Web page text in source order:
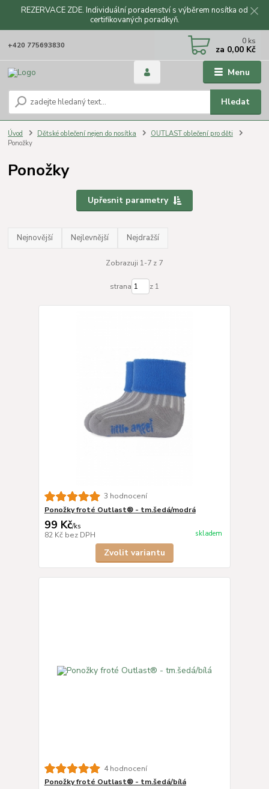
REZERVACE ZDE. Individuální poradenství s výběrem nosítka od
certifikovaných poradkyň.
Menu
Hledat
+420 775693830 0 ks
za 0,00 Kč
Úvod Dětské oblečení nejen do nosítka
OUTLAST oblečení pro děti
Ponožky
Ponožky
Upřesnit parametry
Nejnovější Nejlevnější Nejdražší
Zobrazuji 1-7 z 7
strana z 1
3 hodnocení
Ponožky froté Outlast® - tm.šedá/modrá
99 Kč/ks
82 Kč bez DPH skladem
Zvolit variantu
4 hodnocení
Ponožky froté Outlast® - tm.šedá/bílá